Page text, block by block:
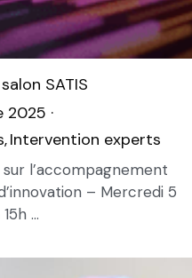
SATIS
2025 ·
Intervention experts
l’accompagnement
– Mercredi 5
...